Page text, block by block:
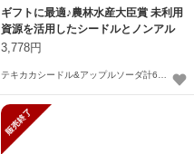
ギフトに最適♪農林水産大臣賞 未利用
資源を活用したシードルとノンアル
セット
3,778円